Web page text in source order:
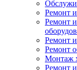
Ремонт
Ремонт
Ремонт
Ремонт
Монтаж
Ремонт